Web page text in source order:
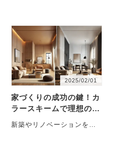
2025/02/01
家づくりの成功の鍵！カ
ラースキームで理想の住
まいをデザイン
新築やリノベーションを考